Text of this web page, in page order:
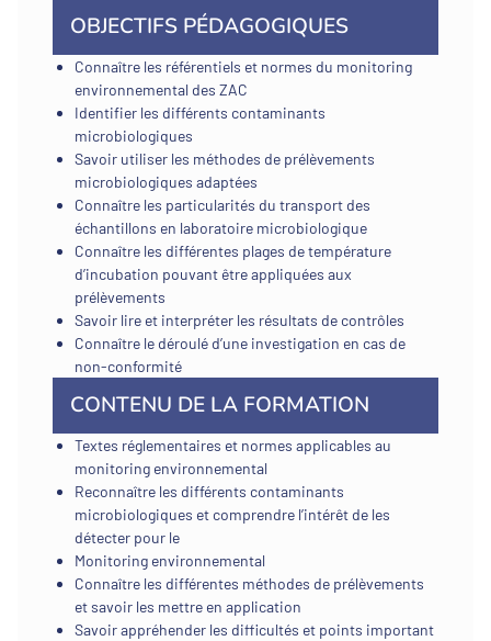
OBJECTIFS PÉDAGOGIQUES
Connaître les référentiels et normes du monitoring
environnemental des ZAC
Identifier les différents contaminants
microbiologiques
Savoir utiliser les méthodes de prélèvements
microbiologiques adaptées
Connaître les particularités du transport des
échantillons en laboratoire microbiologique
Connaître les différentes plages de température
d’incubation pouvant être appliquées aux
prélèvements
Savoir lire et interpréter les résultats de contrôles
Connaître le déroulé d’une investigation en cas de
non-conformité
CONTENU DE LA FORMATION
Textes réglementaires et normes applicables au
monitoring environnemental
Reconnaître les différents contaminants
microbiologiques et comprendre l’intérêt de les
détecter pour le
Monitoring environnemental
Connaître les différentes méthodes de prélèvements
et savoir les mettre en application
Savoir appréhender les difficultés et points important